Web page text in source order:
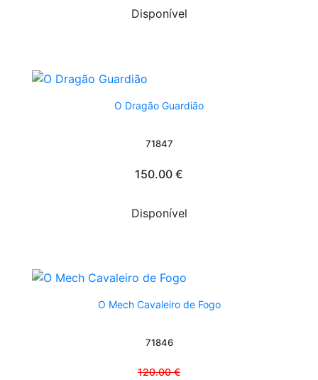
Disponível
O Dragão Guardião
71847
150.00 €
Disponível
O Mech Cavaleiro de Fogo
71846
120.00 €